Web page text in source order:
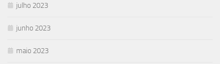
julho 2023
junho 2023
maio 2023